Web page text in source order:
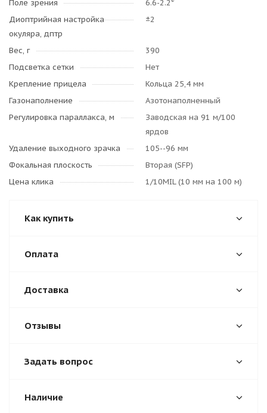
Поле зрения
6.6-2.2°
Диоптрийная настройка
окуляра, дптр
±2
Вес, г
390
Подсветка сетки
Нет
Крепление прицела
Кольца 25,4 мм
Газонаполнение
Азотонаполненный
Регулировка параллакса, м
Заводская на 91 м/100
ярдов
Удаление выходного зрачка
105--96 мм
Фокальная плоскость
Вторая (SFP)
Цена клика
1/10MIL (10 мм на 100 м)
Как купить
Оплата
Доставка
Отзывы
Задать вопрос
Наличие